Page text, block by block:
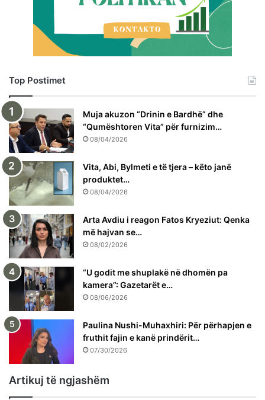
Top Postimet
Muja akuzon “Drinin e Bardhë” dhe
“Qumështoren Vita” për furnizim…
08/04/2026
Vita, Abi, Bylmeti e të tjera – këto janë
produktet…
08/04/2026
Arta Avdiu i reagon Fatos Kryeziut: Qenka
më hajvan se…
08/02/2026
“U godit me shuplakë në dhomën pa
kamera”: Gazetarët e…
08/06/2026
Paulina Nushi-Muhaxhiri: Për përhapjen e
fruthit fajin e kanë prindërit…
07/30/2026
Artikuj të ngjashëm